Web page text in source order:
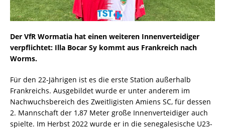
Der VfR Wormatia hat einen weiteren Innenverteidiger
verpflichtet: Illa Bocar Sy kommt aus Frankreich nach
Worms.
Für den 22-Jährigen ist es die erste Station außerhalb
Frankreichs. Ausgebildet wurde er unter anderem im
Nachwuchsbereich des Zweitligisten Amiens SC, für dessen
2. Mannschaft der 1,87 Meter große Innenverteidiger auch
spielte. Im Herbst 2022 wurde er in die senegalesische U23-